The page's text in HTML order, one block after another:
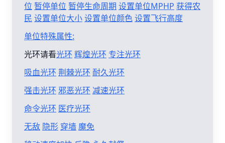
位 暂停单位 暂停生命周期 设置单位MPHP 获得农
民 设置单位大小设置单位颜色设置飞行高度
单位特殊属性:
光环请看光环 辉煌光环 专注光环
吸血光环 荆棘光环 耐久光环
强击光环 邪恶光环 减速光环
命令光环 医疗光环
无敌 隐形 穿墙 魔免